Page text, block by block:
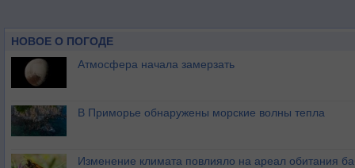
НОВОЕ О ПОГОДЕ
Атмосфера начала замерзать
В Приморье обнаружены морские волны тепла
Изменение климата повлияло на ареал обитания